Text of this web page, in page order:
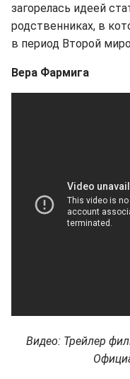
загорелась идеей
родственниках, в
в период Второй
Вера Фармига
Видео: Трейлер